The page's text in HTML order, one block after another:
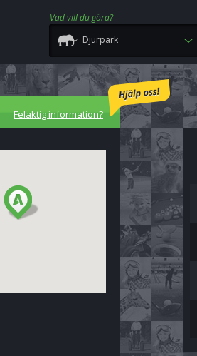
Vad vill du göra?
Djurpark
Felaktig information?